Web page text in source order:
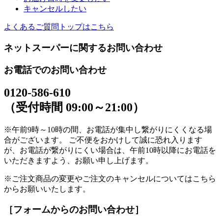
キャンセルしたい
よくあるご質問トップはこちら
ネットスーパーに関するお問い合わせ
お電話でのお問い合わせ
0120-586-610
（受付時間 09:00～21:00）
※午前9時～10時の間、お電話が集中し繋がりにくくなる場
合がございます。 ご不便をおかけして誠に恐れ入ります
が、お電話が繋がりにくい場合は、午前10時以降にお電話を
いただきますよう、お願い申し上げます。
※ご注文商品の変更やご注文のキャンセルについてはこちら
からお願いいたします。
［フォームからのお問い合わせ］